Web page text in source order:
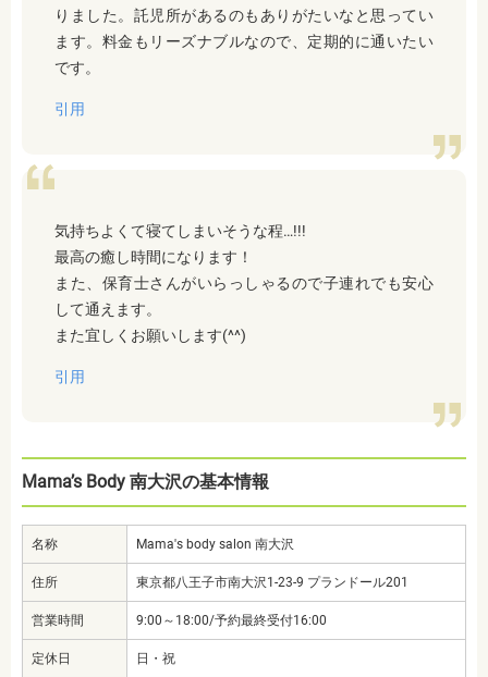
りました。託児所があるのもありがたいなと思ってい
ます。料金もリーズナブルなので、定期的に通いたい
です。
引用
気持ちよくて寝てしまいそうな程…!!!
最高の癒し時間になります！
また、保育士さんがいらっしゃるので子連れでも安心
して通えます。
また宜しくお願いします(^^)
引用
Mama’s Body 南大沢の基本情報
名称 Mama's body salon 南大沢
住所 東京都八王子市南大沢1-23-9 プランドール201
営業時間 9:00～18:00/予約最終受付16:00
定休日 日・祝